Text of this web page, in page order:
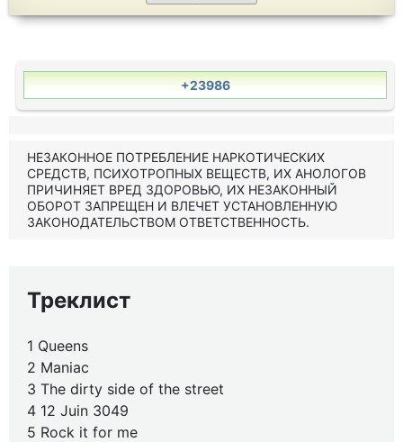
+23986
НЕЗАКОННОЕ ПОТРЕБЛЕНИЕ НАРКОТИЧЕСКИХ
СРЕДСТВ, ПСИХОТРОПНЫХ ВЕЩЕСТВ, ИХ АНОЛОГОВ
ПРИЧИНЯЕТ ВРЕД ЗДОРОВЬЮ, ИХ НЕЗАКОННЫЙ
ОБОРОТ ЗАПРЕЩЕН И ВЛЕЧЕТ УСТАНОВЛЕННУЮ
ЗАКОНОДАТЕЛЬСТВОМ ОТВЕТСТВЕННОСТЬ.
Треклист
1 Queens
2 Maniac
3 The dirty side of the street
4 12 Juin 3049
5 Rock it for me